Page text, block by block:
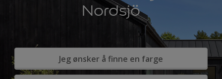
Nordsjö
Jeg ønsker å finne en farge